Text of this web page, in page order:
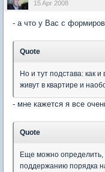
15 Apr 2008
- а что у Вас с
Quote
Но и тут подстава: как
живут в квартире и
- мне кажется я все
Quote
Еще можно определить,
поддержанию порядка